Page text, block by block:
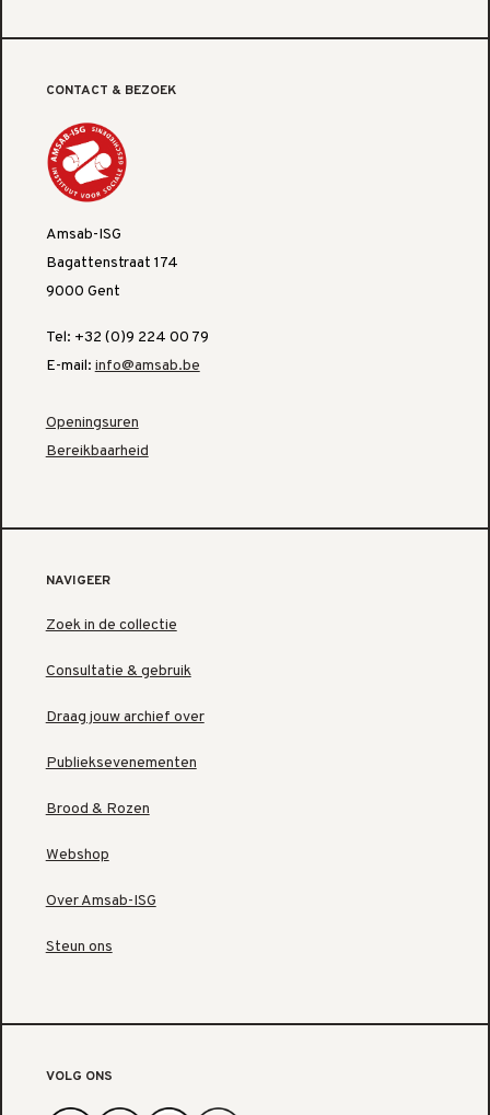
CONTACT & BEZOEK
Amsab-ISG
Bagattenstraat 174
9000 Gent
Tel: +32 (0)9 224 00 79
E-mail: info@amsab.be
Openingsuren
Bereikbaarheid
NAVIGEER
Zoek in de collectie
Consultatie & gebruik
Draag jouw archief over
Publieksevenementen
Brood & Rozen
Webshop
Over Amsab-ISG
Steun ons
VOLG ONS